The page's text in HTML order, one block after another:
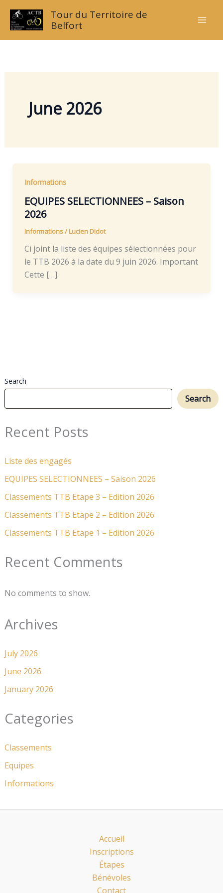
content
Tour du Territoire de
Belfort
Search
Search
Recent Posts
Liste des engagés
EQUIPES SELECTIONNEES – Saison 2026
Classements TTB Etape 3 – Edition 2026
Classements TTB Etape 2 – Edition 2026
Classements TTB Etape 1 – Edition 2026
Recent Comments
No comments to show.
Archives
July 2026
June 2026
January 2026
Categories
Classements
Equipes
Informations
June 2026
Informations
EQUIPES SELECTIONNEES – Saison
2026
Informations/ Lucien Didot
Ci joint la liste des équipes sélectionnées pour
le TTB 2026 à la date du 9 juin 2026. Important
Cette […]
Accueil
Inscriptions
Étapes
Bénévoles
Contact